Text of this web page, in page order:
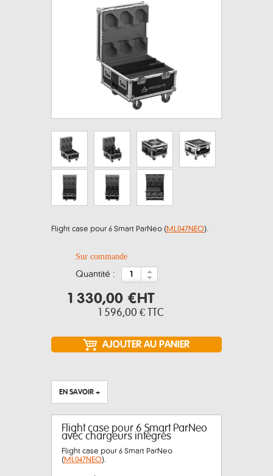
Flight case pour 6 Smart ParNeo ( ML047NEO).
Sur commande
quantité :
1 330,00 €HT
1 596,00 € TTC
EN SAVOIR +
Flight case pour 6 Smart ParNeo
avec chargeurs intégrés
Flight case pour 6 Smart ParNeo
( ML047NEO).